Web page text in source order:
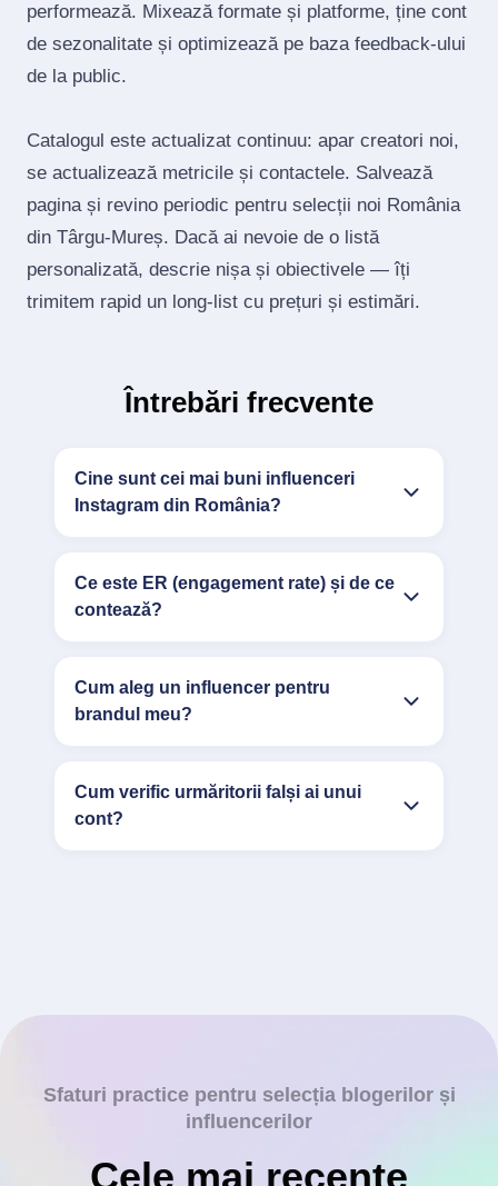
performează. Mixează formate și platforme, ține cont
de sezonalitate și optimizează pe baza feedback‑ului
de la public.
Catalogul este actualizat continuu: apar creatori noi,
se actualizează metricile și contactele. Salvează
pagina și revino periodic pentru selecții noi România
din Târgu-Mureș. Dacă ai nevoie de o listă
personalizată, descrie nișa și obiectivele — îți
trimitem rapid un long‑list cu prețuri și estimări.
Întrebări frecvente
Cine sunt cei mai buni influenceri
Instagram din România?
Ce este ER (engagement rate) și de ce
contează?
Cum aleg un influencer pentru
brandul meu?
Cum verific urmăritorii falși ai unui
cont?
Sfaturi practice pentru selecția blogerilor și
influencerilor
Cele mai recente